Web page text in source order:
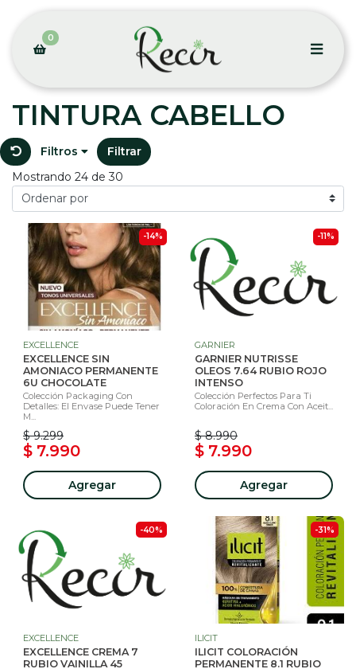
0
TINTURA CABELLO
Filtros
Filtrar
Mostrando 24 de 30
-14%
EXCELLENCE
EXCELLENCE SIN
AMONIACO PERMANENTE
6U CHOCOLATE
Colección Packaging Con
Detalles: El Envase Puede Tener
M...
$ 9.299
$ 7.990
Agregar
-11%
GARNIER
GARNIER NUTRISSE
OLEOS 7.64 RUBIO ROJO
INTENSO
Colección Perfectos Para Ti
Coloración En Crema Con Aceit...
$ 8.990
$ 7.990
Agregar
-40%
EXCELLENCE
EXCELLENCE CREMA 7
RUBIO VAINILLA 45
-31%
ILICIT
ILICIT COLORACIÓN
PERMANENTE 8.1 RUBIO